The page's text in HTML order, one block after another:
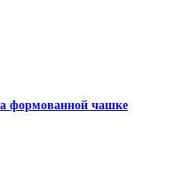
формованной чашке